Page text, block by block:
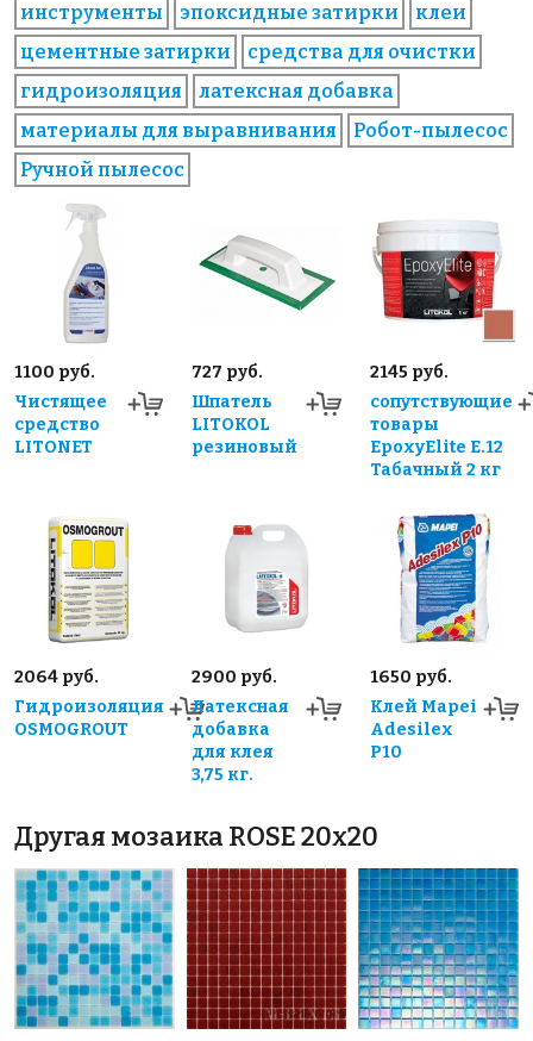
инструменты эпоксидные затирки
клеи
цементные затирки
средства для очистки
гидроизоляция
латексная добавка
материалы для выравнивания
Робот-пылесос
Ручной пылесос
1100 руб.
Чистящее
средство
LITONET
727 руб.
Шпатель
LITOKOL
резиновый
2145 руб.
сопутствующие
товары
EpoxyElite E.12
Табачный 2 кг
2064 руб.
Гидроизоляция
OSMOGROUT
2900 руб.
Латексная
добавка
для клея
3,75 кг.
1650 руб.
Клей Mapei
Adesilex
P10
Другая мозаика ROSE 20x20